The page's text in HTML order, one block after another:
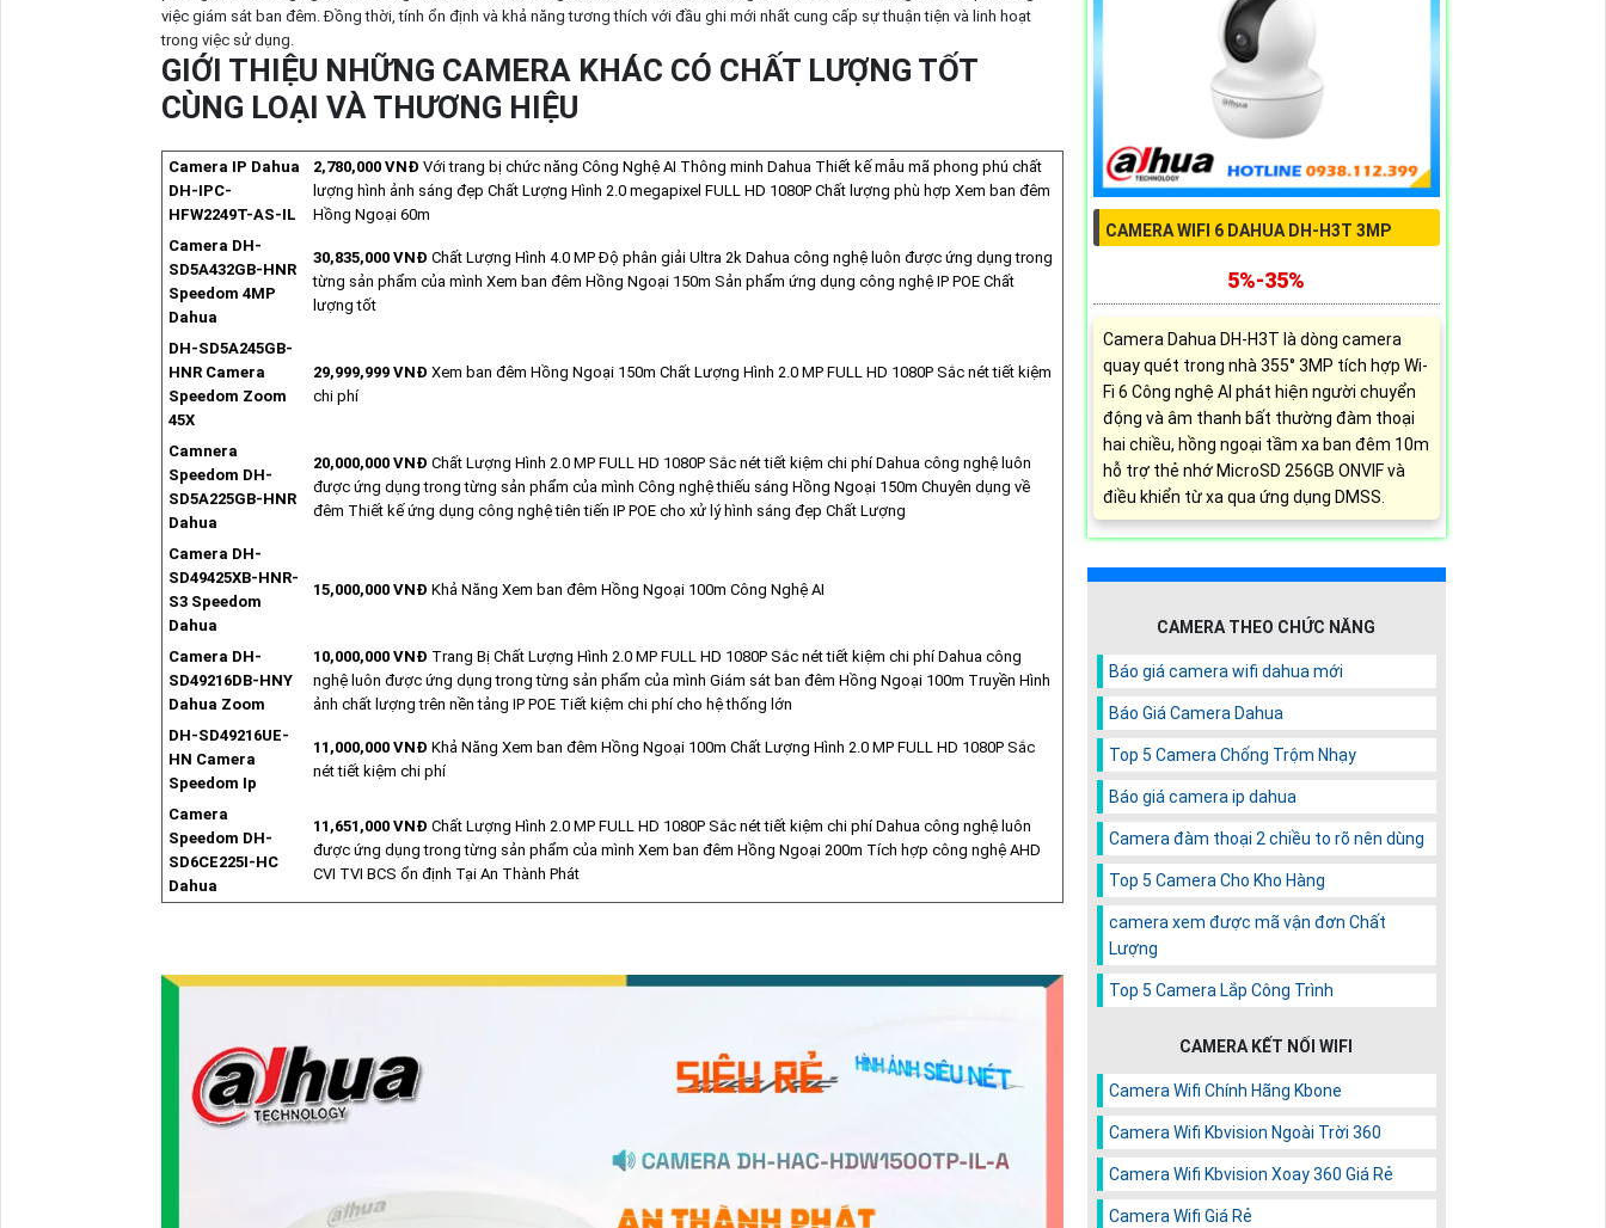
việc giám sát ban đêm. Đồng thời, tính ổn định và khả năng tương thích với đầu ghi mới nhất cung cấp sự thuận tiện và linh hoạt
trong việc sử dụng.
GIỚI THIỆU NHỮNG CAMERA KHÁC CÓ CHẤT LƯỢNG TỐT
CÙNG LOẠI VÀ THƯƠNG HIỆU
Camera IP Dahua
DH-IPC-
HFW2249T-AS-IL
2,780,000 VNĐ Với trang bị chức năng Công Nghệ AI Thông minh Dahua Thiết kế mẫu mã phong phú chất
lượng hình ảnh sáng đẹp Chất Lượng Hình 2.0 megapixel FULL HD 1080P Chất lượng phù hợp Xem ban đêm
Hồng Ngoại 60m
Camera DH-
SD5A432GB-HNR
Speedom 4MP
Dahua
30,835,000 VNĐ Chất Lượng Hình 4.0 MP Độ phân giải Ultra 2k Dahua công nghệ luôn được ứng dụng trong
từng sản phẩm của mình Xem ban đêm Hồng Ngoại 150m Sản phẩm ứng dụng công nghệ IP POE Chất
lượng tốt
DH-SD5A245GB-
HNR Camera
Speedom Zoom
45X
29,999,999 VNĐ Xem ban đêm Hồng Ngoại 150m Chất Lượng Hình 2.0 MP FULL HD 1080P Sắc nét tiết kiệm
chi phí
Camnera
Speedom DH-
SD5A225GB-HNR
Dahua
20,000,000 VNĐ Chất Lượng Hình 2.0 MP FULL HD 1080P Sắc nét tiết kiệm chi phí Dahua công nghệ luôn
được ứng dụng trong từng sản phẩm của mình Công nghệ thiếu sáng Hồng Ngoại 150m Chuyên dụng về
đêm Thiết kế ứng dụng công nghệ tiên tiến IP POE cho xử lý hình sáng đẹp Chất Lượng
Camera DH-
SD49425XB-HNR-
S3 Speedom
Dahua
15,000,000 VNĐ Khả Năng Xem ban đêm Hồng Ngoại 100m Công Nghệ AI
Camera DH-
SD49216DB-HNY
Dahua Zoom
10,000,000 VNĐ Trang Bị Chất Lượng Hình 2.0 MP FULL HD 1080P Sắc nét tiết kiệm chi phí Dahua công
nghệ luôn được ứng dụng trong từng sản phẩm của mình Giám sát ban đêm Hồng Ngoại 100m Truyền Hình
ảnh chất lượng trên nền tảng IP POE Tiết kiệm chi phí cho hệ thống lớn
DH-SD49216UE-
HN Camera
Speedom Ip
11,000,000 VNĐ Khả Năng Xem ban đêm Hồng Ngoại 100m Chất Lượng Hình 2.0 MP FULL HD 1080P Sắc
nét tiết kiệm chi phí
Camera
Speedom DH-
SD6CE225I-HC
Dahua
11,651,000 VNĐ Chất Lượng Hình 2.0 MP FULL HD 1080P Sắc nét tiết kiệm chi phí Dahua công nghệ luôn
được ứng dụng trong từng sản phẩm của mình Xem ban đêm Hồng Ngoại 200m Tích hợp công nghệ AHD
CVI TVI BCS ổn định Tại An Thành Phát
CAMERA WIFI 6 DAHUA DH-H3T 3MP
5%-35%
Camera Dahua DH-H3T là dòng camera
quay quét trong nhà 355° 3MP tích hợp Wi-
Fi 6 Công nghệ AI phát hiện người chuyển
động và âm thanh bất thường đàm thoại
hai chiều, hồng ngoại tầm xa ban đêm 10m
hỗ trợ thẻ nhớ MicroSD 256GB ONVIF và
điều khiển từ xa qua ứng dụng DMSS.
CAMERA THEO CHỨC NĂNG
Báo giá camera wifi dahua mới
Báo Giá Camera Dahua
Top 5 Camera Chống Trộm Nhạy
Báo giá camera ip dahua
Camera đàm thoại 2 chiều to rõ nên dùng
Top 5 Camera Cho Kho Hàng
camera xem được mã vận đơn Chất
Lượng
Top 5 Camera Lắp Công Trình
CAMERA KẾT NỐI WIFI
Camera Wifi Chính Hãng Kbone
Camera Wifi Kbvision Ngoài Trời 360
Camera Wifi Kbvision Xoay 360 Giá Rẻ
Camera Wifi Giá Rẻ